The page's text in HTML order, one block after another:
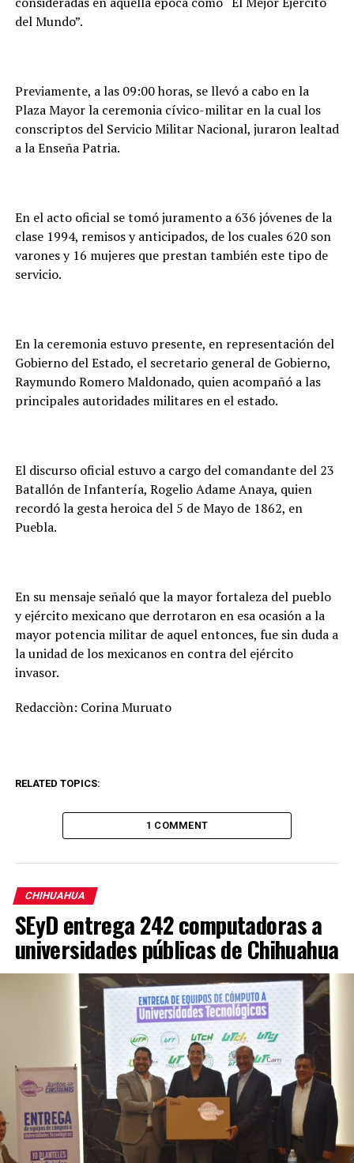
del Mundo”.
Previamente, a las 09:00 horas, se llevó a cabo en la
Plaza Mayor la ceremonia cívico-militar en la cual los
conscriptos del Servicio Militar Nacional, juraron lealtad
a la Enseña Patria.
En el acto oficial se tomó juramento a 636 jóvenes de la
clase 1994, remisos y anticipados, de los cuales 620 son
varones y 16 mujeres que prestan también este tipo de
servicio.
En la ceremonia estuvo presente, en representación del
Gobierno del Estado, el secretario general de Gobierno,
Raymundo Romero Maldonado, quien acompañó a las
principales autoridades militares en el estado.
El discurso oficial estuvo a cargo del comandante del 23
Batallón de Infantería, Rogelio Adame Anaya, quien
recordó la gesta heroica del 5 de Mayo de 1862, en
Puebla.
En su mensaje señaló que la mayor fortaleza del pueblo
y ejército mexicano que derrotaron en esa ocasión a la
mayor potencia militar de aquel entonces, fue sin duda a
la unidad de los mexicanos en contra del ejército
invasor.
Redacciòn: Corina Muruato
RELATED TOPICS:
1 COMMENT
CHIHUAHUA
SEyD entrega 242 computadoras a
universidades públicas de Chihuahua